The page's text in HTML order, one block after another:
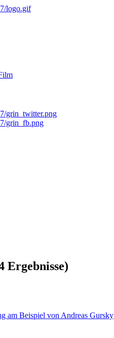
Ergebnisse)
am Beispiel von Andreas Gursky